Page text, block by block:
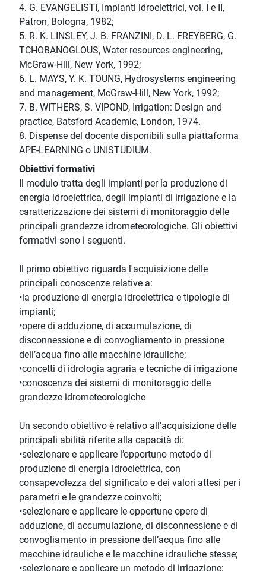
4. G. EVANGELISTI, Impianti idroelettrici, vol. I e II,
Patron, Bologna, 1982;
5. R. K. LINSLEY, J. B. FRANZINI, D. L. FREYBERG, G.
TCHOBANOGLOUS, Water resources engineering,
McGraw-Hill, New York, 1992;
6. L. MAYS, Y. K. TOUNG, Hydrosystems engineering
and management, McGraw-Hill, New York, 1992;
7. B. WITHERS, S. VIPOND, Irrigation: Design and
practice, Batsford Academic, London, 1974.
8. Dispense del docente disponibili sulla piattaforma
APE-LEARNING o UNISTUDIUM.
Obiettivi formativi
Il modulo tratta degli impianti per la produzione di
energia idroelettrica, degli impianti di irrigazione e la
caratterizzazione dei sistemi di monitoraggio delle
principali grandezze idrometeorologiche. Gli obiettivi
formativi sono i seguenti.
Il primo obiettivo riguarda l'acquisizione delle
principali conoscenze relative a:
•la produzione di energia idroelettrica e tipologie di
impianti;
•opere di adduzione, di accumulazione, di
disconnessione e di convogliamento in pressione
dell’acqua fino alle macchine idrauliche;
•concetti di idrologia agraria e tecniche di irrigazione
•conoscenza dei sistemi di monitoraggio delle
grandezze idrometeorologiche
Un secondo obiettivo è relativo all'acquisizione delle
principali abilità riferite alla capacità di:
•selezionare e applicare l’opportuno metodo di
produzione di energia idroelettrica, con
consapevolezza del significato e dei valori attesi per i
parametri e le grandezze coinvolti;
•selezionare e applicare le opportune opere di
adduzione, di accumulazione, di disconnessione e di
convogliamento in pressione dell’acqua fino alle
macchine idrauliche e le macchine idrauliche stesse;
•selezionare e applicare un metodo di irrigazione;